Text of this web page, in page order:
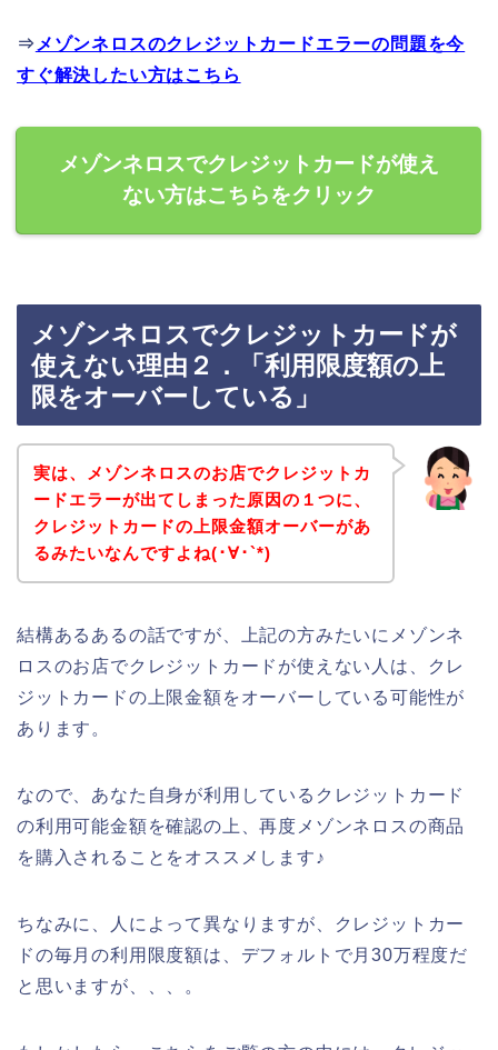
⇒ メゾンネロスのクレジットカードエラーの問題を今
すぐ解決したい方はこちら
メゾンネロスでクレジットカードが使え
ない方はこちらをクリック
メゾンネロスでクレジットカードが
使えない理由２．「利用限度額の上
限をオーバーしている」
実は、メゾンネロスのお店でクレジットカ
ードエラーが出てしまった原因の１つに、
クレジットカードの上限金額オーバーがあ
るみたいなんですよね(･∀･`*)
結構あるあるの話ですが、上記の方みたいにメゾンネ
ロスのお店でクレジットカードが使えない人は、クレ
ジットカードの上限金額をオーバーしている可能性が
あります。
なので、あなた自身が利用しているクレジットカード
の利用可能金額を確認の上、再度メゾンネロスの商品
を購入されることをオススメします♪
ちなみに、人によって異なりますが、クレジットカー
ドの毎月の利用限度額は、デフォルトで月30万程度だ
と思いますが、、、。